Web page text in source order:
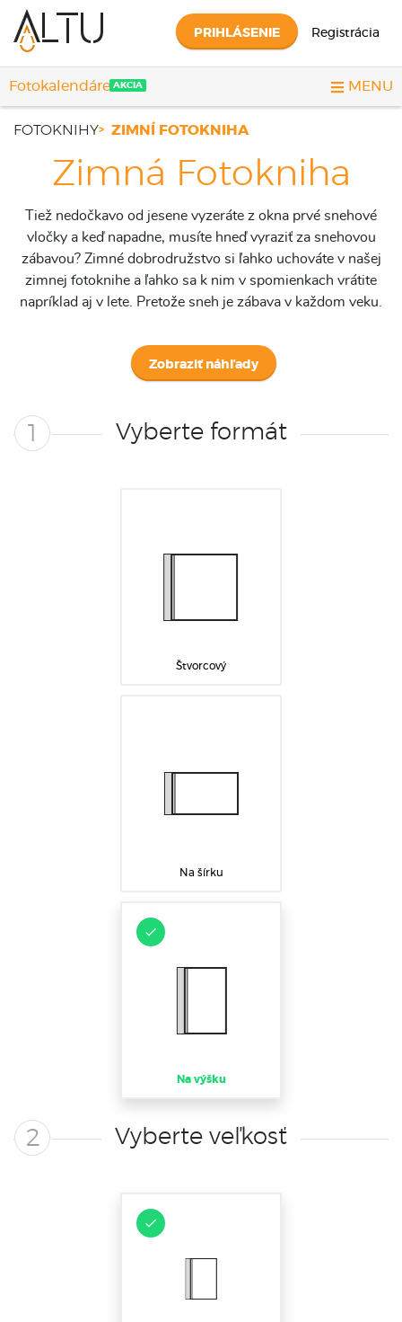
PRIHLÁSENIE Registrácia
Fotokalendáre AKCIA MENU
FOTOKNIHY ZIMNÍ FOTOKNIHA
Zimná Fotokniha
Tiež nedočkavo od jesene vyzeráte z okna prvé snehové
vločky a keď napadne, musíte hneď vyraziť za snehovou
zábavou? Zimné dobrodružstvo si ľahko uchováte v našej
zimnej fotoknihe a ľahko sa k nim v spomienkach vrátite
napríklad aj v lete. Pretože sneh je zábava v každom veku.
Zobraziť náhľady
1 Vyberte formát
Štvorcový
Na šírku
Na výšku
2 Vyberte veľkosť